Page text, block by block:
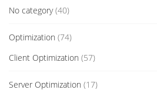
No category(40)
Optimization (74)
Client Optimization (57)
Server Optimization (17)